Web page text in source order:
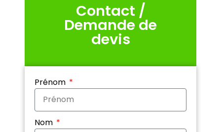
Contact /
Demande de
devis
Prénom
Nom